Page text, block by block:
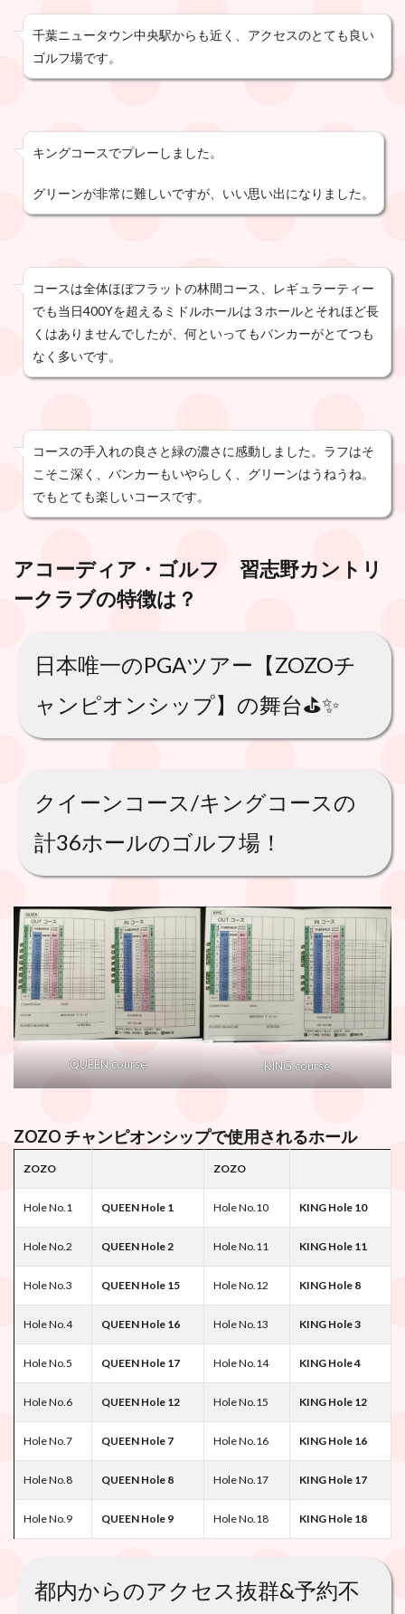
千葉ニュータウン中央駅からも近く、アクセスのとても良い
ゴルフ場です。
キングコースでプレーしました。
グリーンが非常に難しいですが、いい思い出になりました。
コースは全体ほぼフラットの林間コース、レギュラーティー
でも当日400Yを超えるミドルホールは３ホールとそれほど長
くはありませんでしたが、何といってもバンカーがとてつも
なく多いです。
コースの手入れの良さと緑の濃さに感動しました。ラフはそ
こそこ深く、バンカーもいやらしく、グリーンはうねうね。
でもとても楽しいコースです。
アコーディア・ゴルフ 習志野カントリ
ークラブの特徴は？
日本唯一のPGAツアー【ZOZOチ
ャンピオンシップ】の舞台⛳️✨
クイーンコース/キングコースの
計36ホールのゴルフ場！
QUEEN course KING course
ZOZO チャンピオンシップで使用されるホール
ZOZO ZOZO
Hole No.1 QUEEN Hole 1 Hole No.10 KING Hole 10
Hole No.2 QUEEN Hole 2 Hole No.11 KING Hole 11
Hole No.3 QUEEN Hole 15 Hole No.12 KING Hole 8
Hole No.4 QUEEN Hole 16 Hole No.13 KING Hole 3
Hole No.5 QUEEN Hole 17 Hole No.14 KING Hole 4
Hole No.6 QUEEN Hole 12 Hole No.15 KING Hole 12
Hole No.7 QUEEN Hole 7 Hole No.16 KING Hole 16
Hole No.8 QUEEN Hole 8 Hole No.17 KING Hole 17
Hole No.9 QUEEN Hole 9 Hole No.18 KING Hole 18
都内からのアクセス抜群&予約不